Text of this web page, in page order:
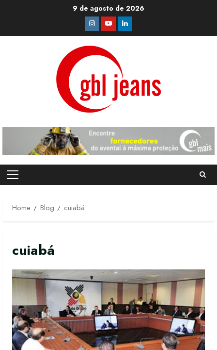
9 de agosto de 2026
Instagram
YoutubeLinkedin
Primary
Home
Blog cuiabá
cuiabá